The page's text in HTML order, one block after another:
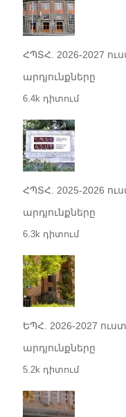
ՀՊՏՀ. 2026-2027
արդյունքները
6.4k դիտում
ՀՊՏՀ. 2025-2026
արդյունքները
6.3k դիտում
ԵՊՀ. 2026-2027
արդյունքները
5.2k դիտում